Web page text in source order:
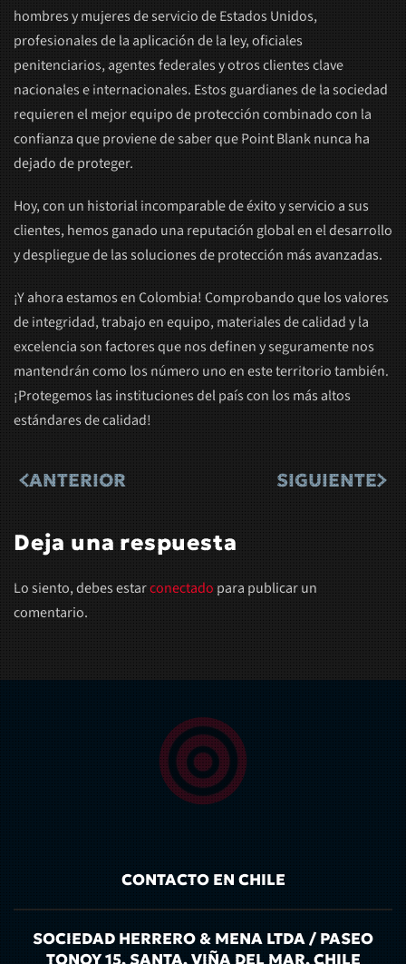
hombres y mujeres de servicio de Estados Unidos,
profesionales de la aplicación de la ley, oficiales
penitenciarios, agentes federales y otros clientes clave
nacionales e internacionales. Estos guardianes de la sociedad
requieren el mejor equipo de protección combinado con la
confianza que proviene de saber que Point Blank nunca ha
dejado de proteger.
Hoy, con un historial incomparable de éxito y servicio a sus
clientes, hemos ganado una reputación global en el desarrollo
y despliegue de las soluciones de protección más avanzadas.
¡Y ahora estamos en Colombia! Comprobando que los valores
de integridad, trabajo en equipo, materiales de calidad y la
excelencia son factores que nos definen y seguramente nos
mantendrán como los número uno en este territorio también.
¡Protegemos las instituciones del país con los más altos
estándares de calidad!
ANTERIOR SIGUIENTE
Deja una respuesta
Lo siento, debes estarconectado para publicar un
comentario.
CONTACTO EN CHILE
SOCIEDAD HERRERO & MENA LTDA / PASEO
TONOY 15, SANTA, VIÑA DEL MAR, CHILE